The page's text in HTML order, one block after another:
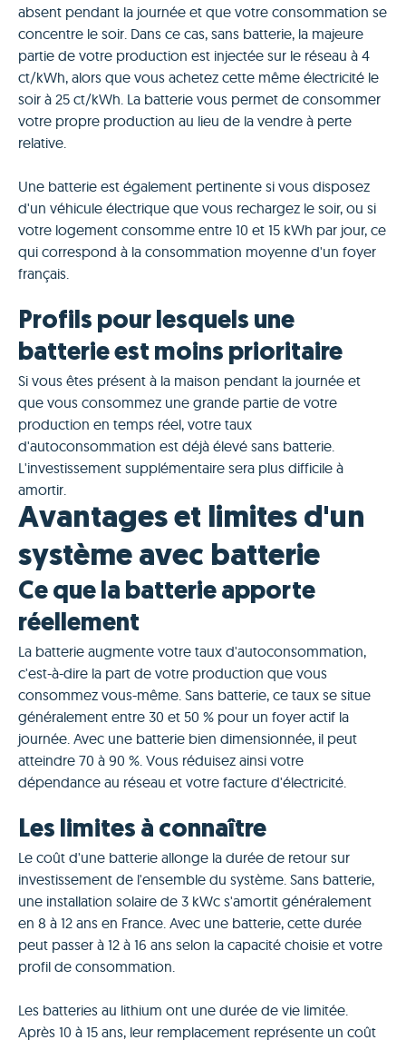
absent pendant la journée et que votre consommation se
concentre le soir. Dans ce cas, sans batterie, la majeure
partie de votre production est injectée sur le réseau à 4
ct/kWh, alors que vous achetez cette même électricité le
soir à 25 ct/kWh. La batterie vous permet de consommer
votre propre production au lieu de la vendre à perte
relative.
Une batterie est également pertinente si vous disposez
d'un véhicule électrique que vous rechargez le soir, ou si
votre logement consomme entre 10 et 15 kWh par jour, ce
qui correspond à la consommation moyenne d'un foyer
français.
Profils pour lesquels une
batterie est moins prioritaire
Si vous êtes présent à la maison pendant la journée et
que vous consommez une grande partie de votre
production en temps réel, votre taux
d'autoconsommation est déjà élevé sans batterie.
L'investissement supplémentaire sera plus difficile à
amortir.
Avantages et limites d'un
système avec batterie
Ce que la batterie apporte
réellement
La batterie augmente votre taux d'autoconsommation,
c'est-à-dire la part de votre production que vous
consommez vous-même. Sans batterie, ce taux se situe
généralement entre 30 et 50 % pour un foyer actif la
journée. Avec une batterie bien dimensionnée, il peut
atteindre 70 à 90 %. Vous réduisez ainsi votre
dépendance au réseau et votre facture d'électricité.
Les limites à connaître
Le coût d'une batterie allonge la durée de retour sur
investissement de l'ensemble du système. Sans batterie,
une installation solaire de 3 kWc s'amortit généralement
en 8 à 12 ans en France. Avec une batterie, cette durée
peut passer à 12 à 16 ans selon la capacité choisie et votre
profil de consommation.
Les batteries au lithium ont une durée de vie limitée.
Après 10 à 15 ans, leur remplacement représente un coût